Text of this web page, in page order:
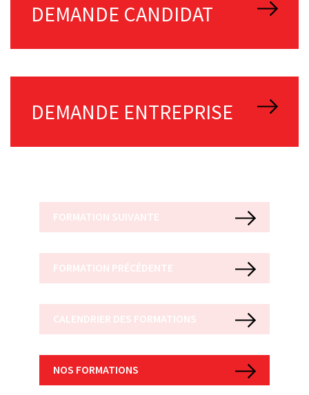
FORMATION SUIVANTE
FORMATION PRÉCÉDENTE
CALENDRIER DES FORMATIONS
NOS FORMATIONS
DEMANDE CANDIDAT
DEMANDE ENTREPRISE